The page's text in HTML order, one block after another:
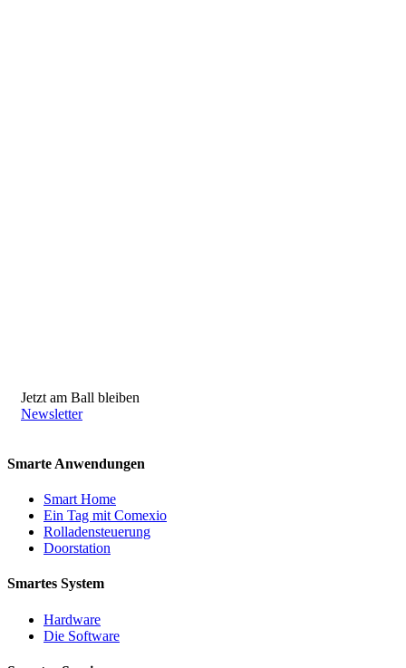
Jetzt am Ball bleiben
Newsletter
Smarte Anwendungen
Smart Home
Ein Tag mit Comexio
Rolladensteuerung
Doorstation
Smartes System
Hardware
Die Software